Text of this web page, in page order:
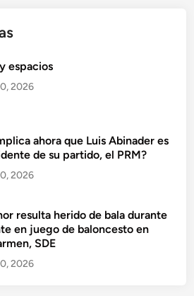
espacios
2026
ahora que Luis Abinader es
de su partido, el PRM?
2026
resulta herido de bala durante
en juego de baloncesto en
SDE
2026